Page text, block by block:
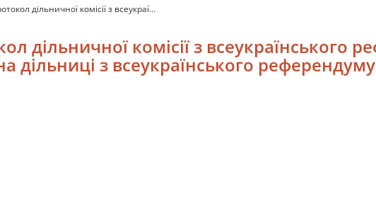
дільничної комісії з всеукраї...
дільничної комісії з всеукраїнського
дільниці з всеукраїнського референдуму